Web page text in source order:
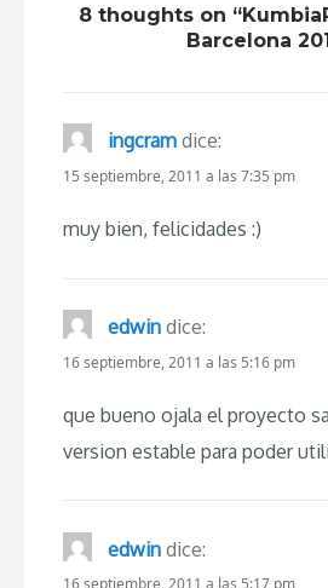
8 thoughts on
Barcelona
ingcram dice:
15 septiembre, 2011 a las 7:35 pm
muy bien, felicidades :)
edwin dice:
16 septiembre, 2011 a las 5:16 pm
que bueno ojala el proyecto
version estable para poder
edwin dice: